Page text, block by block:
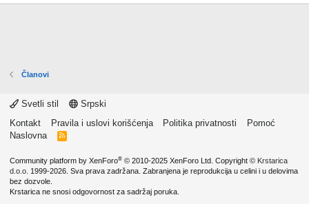
Članovi
Svetli stil
Srpski
Kontakt
Pravila i uslovi korišćenja Politika privatnosti
Pomoć
Naslovna
R
Community platform by XenForo® © 2010-2025 XenForo Ltd. Copyright © Krstarica
d.o.o. 1999-2026. Sva prava zadržana. Zabranjena je reprodukcija u celini i u delovima
bez dozvole.
Krstarica ne snosi odgovornost za sadržaj poruka.